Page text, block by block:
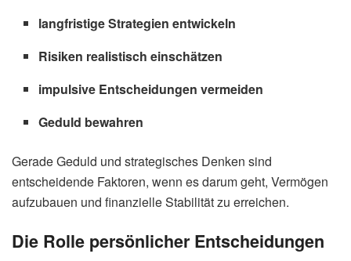
langfristige Strategien entwickeln
Risiken realistisch einschätzen
impulsive Entscheidungen vermeiden
Geduld bewahren
Gerade Geduld und strategisches Denken sind
entscheidende Faktoren, wenn es darum geht, Vermögen
aufzubauen und finanzielle Stabilität zu erreichen.
Die Rolle persönlicher Entscheidungen